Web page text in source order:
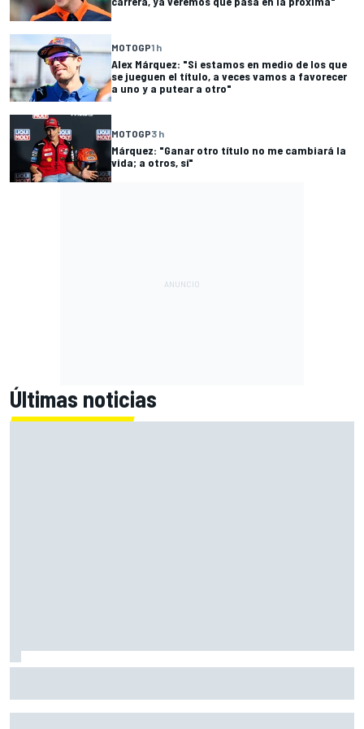
MOTOGP1 h
Alex Márquez: "Si estamos en medio de los que
se jueguen el título, a veces vamos a favorecer
a uno y a putear a otro"
MOTOGP3 h
Márquez: "Ganar otro título no me cambiará la
vida; a otros, sí"
Últimas noticias